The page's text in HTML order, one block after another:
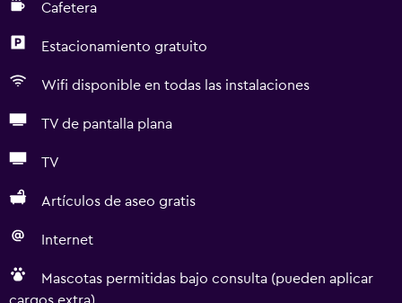
Cafetera
Estacionamiento gratuito
Wifi disponible en todas las instalaciones
TV de pantalla plana
TV
Artículos de aseo gratis
Internet
Mascotas permitidas bajo consulta (pueden aplicar